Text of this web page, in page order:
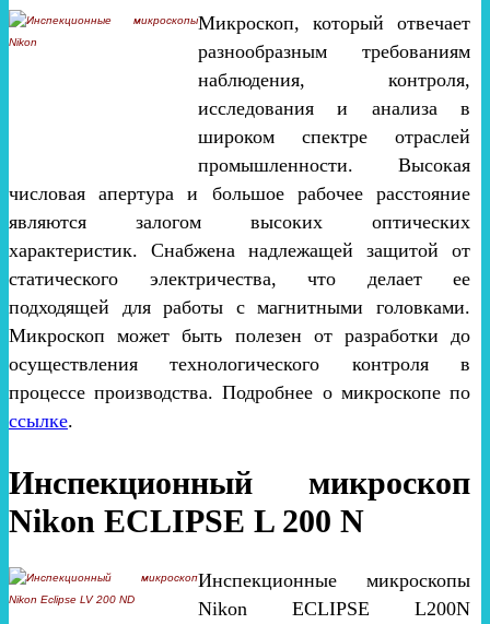
Микроскоп, который отвечает
разнообразным требованиям
наблюдения, контроля,
исследования и анализа в
широком спектре отраслей
промышленности. Высокая
числовая апертура и большое рабочее расстояние
являются залогом высоких оптических
характеристик. Снабжена надлежащей защитой от
статического электричества, что делает ее
подходящей для работы с магнитными головками.
Микроскоп может быть полезен от разработки до
осуществления технологического контроля в
процессе производства. Подробнее о микроскопе по
ссылке.
Инспекционный микроскоп
Nikon ECLIPSE L 200 N
Инспекционные микроскопы
Nikon ECLIPSE L200N